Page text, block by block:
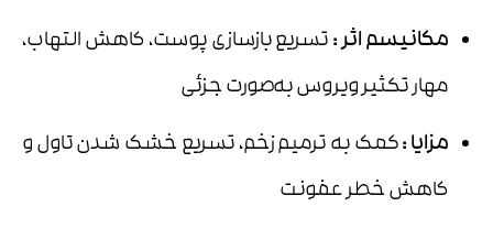
مکانیسم اثر:تسریع بازسازی پوست، کاهش التهاب،
مهار تکثیر ویروس به‌صورت جزئی
مزایا:کمک به ترمیم زخم، تسریع خشک شدن تاول و
کاهش خطر عفونت